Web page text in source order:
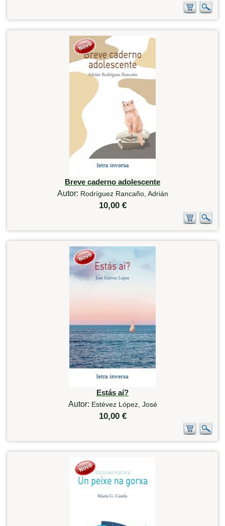
Breve caderno adolescente
Autor: Rodríguez Rancaño, Adrián
10,00 €
Estás aí?
Autor: Estévez López, José
10,00 €